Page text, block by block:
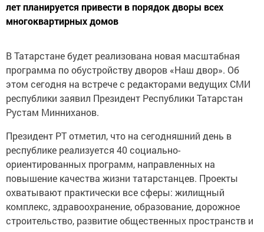
лет планируется привести в порядок дворы всех
многоквартирных домов
В Татарстане будет реализована новая масштабная
программа по обустройству дворов «Наш двор». Об
этом сегодня на встрече с редакторами ведущих СМИ
республики заявил Президент Республики Татарстан
Рустам Минниханов.
Президент РТ отметил, что на сегодняшний день в
республике реализуется 40 социально-
ориентированных программ, направленных на
повышение качества жизни татарстанцев. Проекты
охватывают практически все сферы: жилищный
комплекс, здравоохранение, образование, дорожное
строительство, развитие общественных пространств и